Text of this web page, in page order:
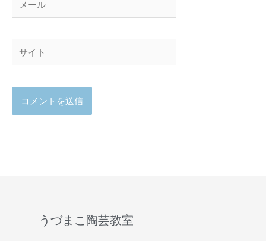
ー
ル
ト
うづまこ陶芸教室